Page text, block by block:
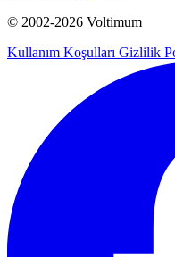
© 2002-2026 Voltimum
Kullanım Koşulları Gizlilik